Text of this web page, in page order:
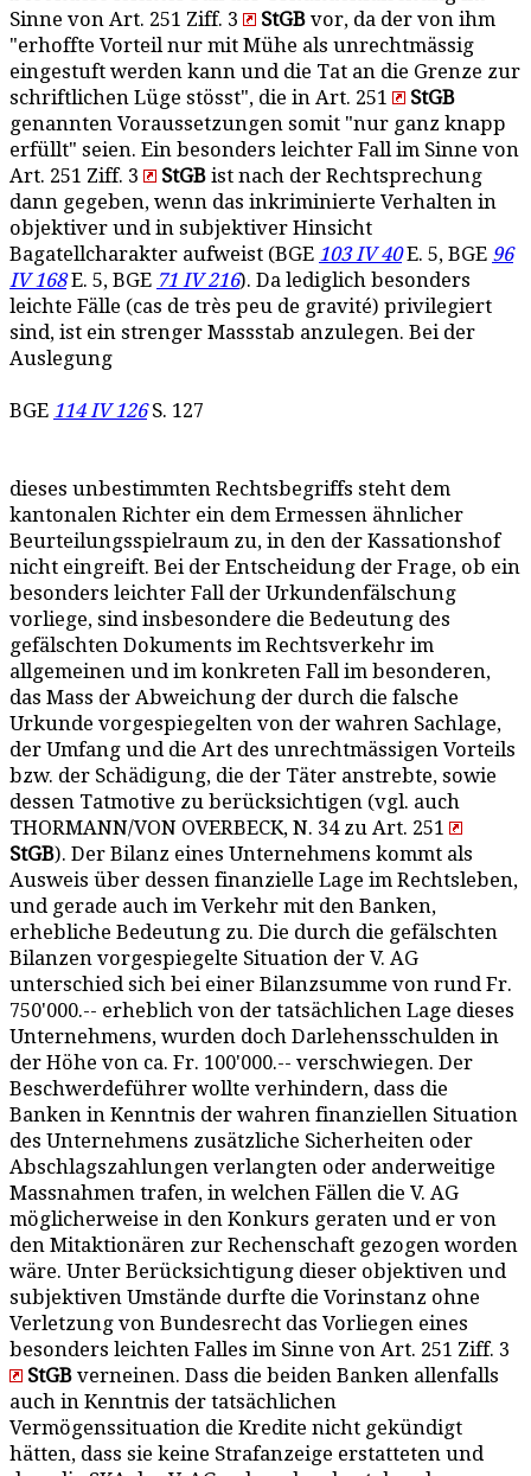
Sinne von Art. 251 Ziff. 3
StGB vor, da der von ihm
"erhoffte Vorteil nur mit Mühe als unrechtmässig
eingestuft werden kann und die Tat an die Grenze zur
schriftlichen Lüge stösst", die in Art. 251
StGB
genannten Voraussetzungen somit "nur ganz knapp
erfüllt" seien. Ein besonders leichter Fall im Sinne von
Art. 251 Ziff. 3
StGB ist nach der Rechtsprechung
dann gegeben, wenn das inkriminierte Verhalten in
objektiver und in subjektiver Hinsicht
Bagatellcharakter aufweist (BGE 103 IV 40E. 5, BGE 96
IV 168E. 5, BGE 71 IV 216). Da lediglich besonders
leichte Fälle (cas de très peu de gravité) privilegiert
sind, ist ein strenger Massstab anzulegen. Bei der
Auslegung
BGE 114 IV 126S. 127
dieses unbestimmten Rechtsbegriffs steht dem
kantonalen Richter ein dem Ermessen ähnlicher
Beurteilungsspielraum zu, in den der Kassationshof
nicht eingreift. Bei der Entscheidung der Frage, ob ein
besonders leichter Fall der Urkundenfälschung
vorliege, sind insbesondere die Bedeutung des
gefälschten Dokuments im Rechtsverkehr im
allgemeinen und im konkreten Fall im besonderen,
das Mass der Abweichung der durch die falsche
Urkunde vorgespiegelten von der wahren Sachlage,
der Umfang und die Art des unrechtmässigen Vorteils
bzw. der Schädigung, die der Täter anstrebte, sowie
dessen Tatmotive zu berücksichtigen (vgl. auch
THORMANN/VON OVERBECK, N. 34 zu Art. 251
StGB). Der Bilanz eines Unternehmens kommt als
Ausweis über dessen finanzielle Lage im Rechtsleben,
und gerade auch im Verkehr mit den Banken,
erhebliche Bedeutung zu. Die durch die gefälschten
Bilanzen vorgespiegelte Situation der V. AG
unterschied sich bei einer Bilanzsumme von rund Fr.
750'000.-- erheblich von der tatsächlichen Lage dieses
Unternehmens, wurden doch Darlehensschulden in
der Höhe von ca. Fr. 100'000.-- verschwiegen. Der
Beschwerdeführer wollte verhindern, dass die
Banken in Kenntnis der wahren finanziellen Situation
des Unternehmens zusätzliche Sicherheiten oder
Abschlagszahlungen verlangten oder anderweitige
Massnahmen trafen, in welchen Fällen die V. AG
möglicherweise in den Konkurs geraten und er von
den Mitaktionären zur Rechenschaft gezogen worden
wäre. Unter Berücksichtigung dieser objektiven und
subjektiven Umstände durfte die Vorinstanz ohne
Verletzung von Bundesrecht das Vorliegen eines
besonders leichten Falles im Sinne von Art. 251 Ziff. 3
StGB verneinen. Dass die beiden Banken allenfalls
auch in Kenntnis der tatsächlichen
Vermögenssituation die Kredite nicht gekündigt
hätten, dass sie keine Strafanzeige erstatteten und